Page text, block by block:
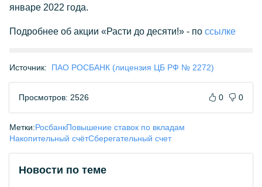
январе 2022 года.
Подробнее об акции «Расти до десяти!» - по ссылке
Источник: ПАО РОСБАНК (лицензия ЦБ РФ № 2272)
Просмотров: 2526 0 0
Метки:РосбанкПовышение ставок по вкладам
Накопительный счётСберегательный счет
Новости по теме